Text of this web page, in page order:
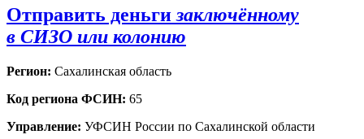
Отправить деньги заключённому
в СИЗО или колонию
Регион: Сахалинская область
Код региона ФСИН: 65
Управление: УФСИН России по Сахалинской области